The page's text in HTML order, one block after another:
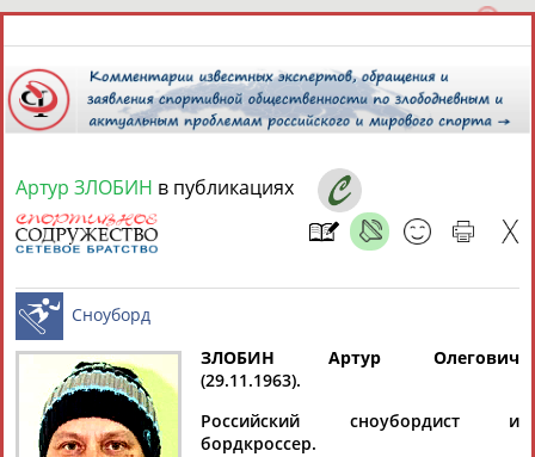
8 августа 2026 года,
СПОРТСМЕНЫ, ТРЕНЕРЫ И СПЕЦИАЛИСТЫ
Найдено: 13181персон Расширенный поиск
Артур ЗЛОБИН в публикациях
Сноуборд
ЗЛОБИН Артур Олегович
(29.11.1963).
Российский сноубордист и
бордкроссер.